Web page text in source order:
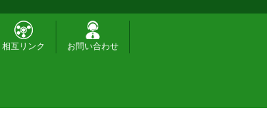
相互リンク お問い合わせ